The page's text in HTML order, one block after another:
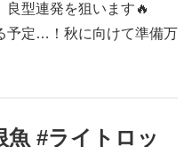
良型連発を狙います🔥
予定…！秋に向けて準備万
魚 #ライトロッ